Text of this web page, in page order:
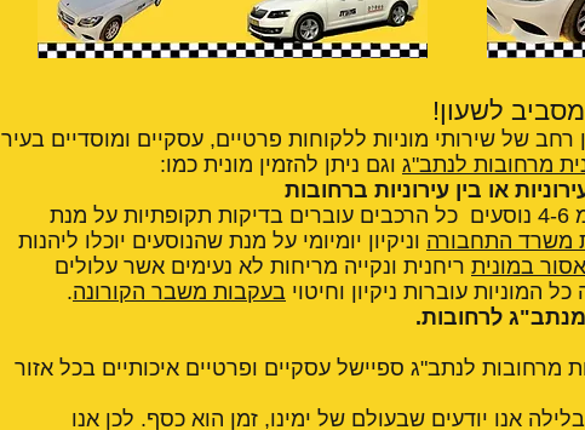
רחב של שירותי מוניות ללקוחות פרטיים, עסקיים ומוסדיים בעיר
מרחובות לנתב"ג וגם ניתן להזמין מונית כמו:
או בין עירוניות ברחובות
מוניות ברחובות ניתן להשיג מוניות מ 4-6 נוסעים כל הרכבים עוברים בדיקות תקופתיות על מנת
משרד התחבורה וניקיון יומיומי על מנת שהנוסעים יוכלו ליהנות
במונית ריחנית ונקייה מריחות לא נעימים אשר עלולים
המוניות עוברות ניקיון וחיטוי בעקבות משבר הקורונה.
מנתב"ג לרחובות.
מרחובות לנתב"ג ספיישל עסקיים ופרטיים איכותיים בכל אזור
ש"ח ביום ו - 160 ש"ח בלילה אנו יודעים שבעולם של ימינו, זמן הוא כסף. לכן אנו